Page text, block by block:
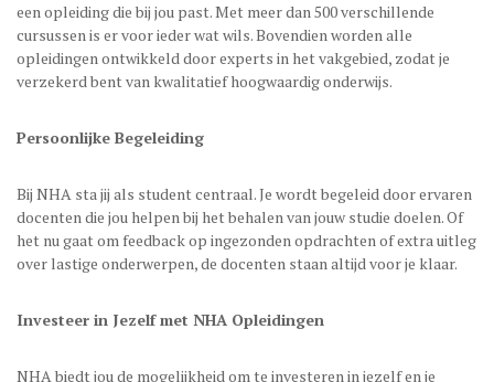
een opleiding die bij jou past. Met meer dan 500 verschillende
cursussen is er voor ieder wat wils. Bovendien worden alle
opleidingen ontwikkeld door experts in het vakgebied, zodat je
verzekerd bent van kwalitatief hoogwaardig onderwijs.
Persoonlijke Begeleiding
Bij NHA sta jij als student centraal. Je wordt begeleid door ervaren
docenten die jou helpen bij het behalen van jouw studie doelen. Of
het nu gaat om feedback op ingezonden opdrachten of extra uitleg
over lastige onderwerpen, de docenten staan altijd voor je klaar.
Investeer in Jezelf met NHA Opleidingen
NHA biedt jou de mogelijkheid om te investeren in jezelf en je